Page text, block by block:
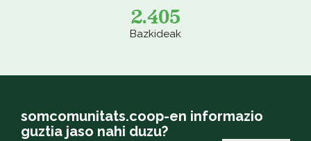
2.405
Bazkideak
somcomunitats.coop-en informazio
guztia jaso nahi duzu?